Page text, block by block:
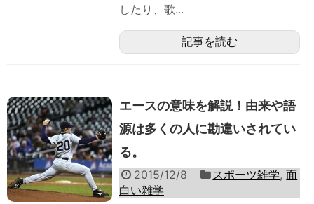
したり、歌...
記事を読む
エースの意味を解説！由来や語
源は多くの人に勘違いされてい
る。
2015/12/8 スポーツ雑学,面
白い雑学